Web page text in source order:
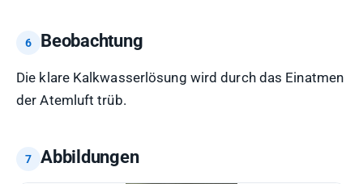
Beobachtung
Die klare Kalkwasserlösung wird durch das Einatmen
der Atemluft trüb.
Abbildungen